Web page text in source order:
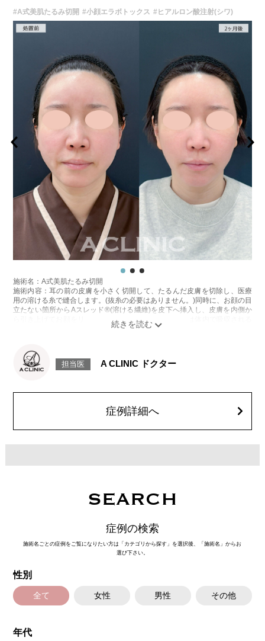
レスチレンリフト※横浜院限定 76,800円(税込)
ジュビダームビスタウルトラXC 109,800円(税込)
クレヴィエルコントア 109,800円(税込)
施術名：頬のヒアルロン酸注射
施術内容：ヒアルロン酸を皮下に注入することで、しわの改善やボリュー
ムの増加、形の調整を行います。ヒアルロン酸は時間をかけて少しずつ体
内に吸収されていきます。ヒアルロン酸の種類によって持続期間は異なり
ます。注入時に麻酔液も入っているため、2〜3日でややボリュームがダウ
ンします。
施術時間：約15～30分程
リスク、副作用：腫れ、赤み、内出血、痛み、突っ張り感などが生じるこ
とがございます。稀にアレルギー、細菌感染症、血管閉塞などが生じるこ
とがございます。また、注入部位に硬化または小結節が生じることがござ
います。注入箇所を強く刺激するようなマッサージは1〜2週間ほどお控え
ください。
費用：レスチレン 76,800円(税込)
レスチレンリフト※横浜院限定 98,800円(税込)
ジュビダームビスタウルトラXC 131,800円(税込)
ボリューマ 153,800円(税込)
オプション：表面麻酔 3,300円(税込) 笑気麻酔 3,300円(税込)
※それぞれ2ccまで
施術名：ヒアルロン酸注射(シワ)
施術内容：加齢や表情のクセなどによって刻まれたしわに対し、ヒアルロ
ン酸を皮下に注入することで、皮膚の内側からふくらみを持たせてしわを
目指します。ダウンタイムが比較的少なく、即時的な効果を実感しやすい
のが特徴です。
施術時間：注入箇所数により異なりますが、約15～30分程です。
リスク、副作用：腫れ、赤み、内出血、痛み、突っ張り感などが生じるこ
とがございます。また、稀にアレルギー、細菌感染症、血管閉塞などが生
じることがございます。注入箇所を強く刺激するようなマッサージは1〜2
週間ほどお控えください。
費用：
レスチレン 43,800円～148,000円(税込)
レスチレンリフト※横浜院限定 65,800円～228,800円(税込)
ジュビダームビスタウルトラXC 98,800円～283,800円(税込)
ジュビダームビスタボルベラXC 98,800円～283,800円(税込)
ボリューマ 120,800円～327,800円(税込)
オプション：表面麻酔 3,300円(税込) 笑気麻酔 3,300円(税込)
#A式美肌たるみ切開 #小顔エラボトックス #ヒアルロン酸注射(シワ)
施術名：A式美肌たるみ切開
施術内容：耳の前の皮膚を小さく切開して、たるんだ皮膚を切除し、医療
用の溶ける糸で縫合します。(抜糸の必要はありません。)同時に、お顔の目
立たない箇所からAスレッド®(溶ける繊維)を皮下へ挿入し、皮膚を内側か
ら引き上げてお顔をリフトアップします。Aスレッド®は体内で吸収される
過程でコラーゲンやエラスチンが生成されるため、吸収後もハリや弾力が
リスク、副作用：腫れ、内出血、疼痛、むくみなどが術後一時的に生じる
ことがございます。また、稀に細菌感染症、左右差、色素沈着、感覚障
費用：スタンダード512,600円(税込)アドバンス840,400円(税込)
オプション：笑気麻酔 3,300円(税込)
した筋肉の動きを抑制します。これにより噛み締めの改善、咬筋を減量し
リスク、副作用：腫れ、赤み、内出血、痛み、突っ張り感などが生じるこ
韓国製ボツリヌストキシン 5,500円(税込)〜78,000円(税込)
オプション：表面麻酔 3,300円(税込) 笑気麻酔 3,300円(税込)
施術名：ヒアルロン酸注射(シワ)
施術内容：加齢や表情のクセなどによって刻まれたしわに対し、ヒアルロ
ン酸を皮下に注入することで、皮膚の内側からふくらみを持たせてしわを
目立たなくさせる施術です。法令線や口元、額、眉間など部位に応じて適
のが特徴です。
担当医 A CLINIC ドクター
症例詳細へ
SEARCH
症例の検索
施術名ごとの症例をご覧になりたい方は「カテゴリから探す」を選択後、「施術名」からお
選び下さい。
性別
全て 女性 男性 その他
年代